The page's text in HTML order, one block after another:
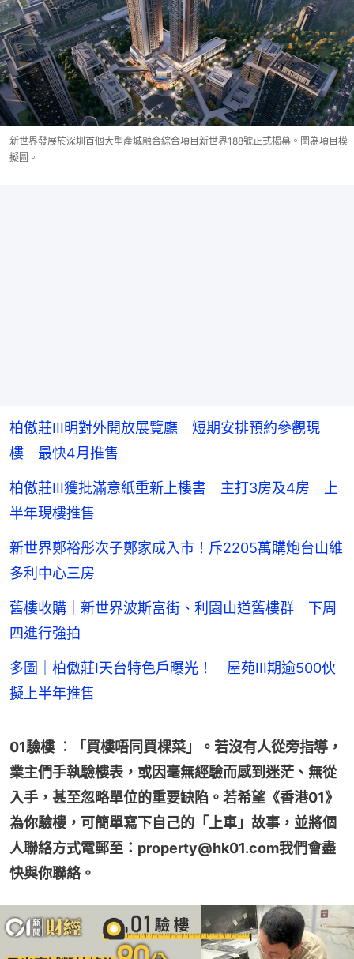
新世界發展於深圳首個大型產城融合綜合項目新世界188號正式揭幕。圖為項目模
擬圖。
柏傲莊III明對外開放展覽廳 短期安排預約參觀現
樓 最快4月推售
柏傲莊III獲批滿意紙重新上樓書 主打3房及4房 上
半年現樓推售
新世界鄭裕彤次子鄭家成入市！斥2205萬購炮台山維
多利中心三房
舊樓收購｜新世界波斯富街、利園山道舊樓群 下周
四進行強拍
多圖｜柏傲莊I天台特色戶曝光！ 屋苑III期逾500伙
擬上半年推售
01驗樓 ︰「買樓唔同買棵菜」。若沒有人從旁指導，
業主們手執驗樓表，或因毫無經驗而感到迷茫、無從
入手，甚至忽略單位的重要缺陷。若希望《香港01》
為你驗樓，可簡單寫下自己的「上車」故事，並將個
人聯絡方式電郵至：property@hk01.com我們會盡
快與你聯絡。